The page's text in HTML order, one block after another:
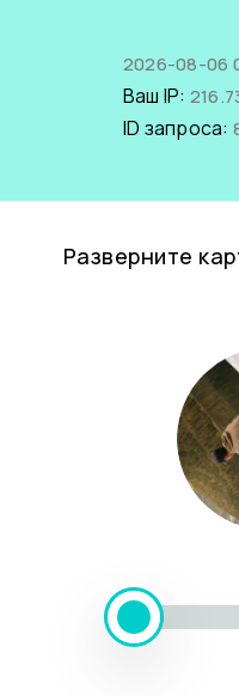
2026-08-06
Ваш IP:
ID запроса:
Разверните